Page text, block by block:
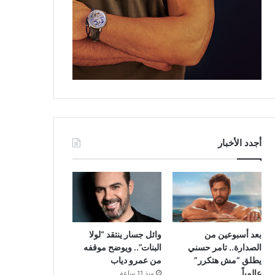
أجدد الأخبار
بعد أسبوعين من
الصدارة.. تامر حسني
يطلق “مش هتكرر”
عالمياً
وائل جسار ينتقد “لولا
البنات”.. ويوضح موقفه
من عمرو دياب
منذ 11 ساعة